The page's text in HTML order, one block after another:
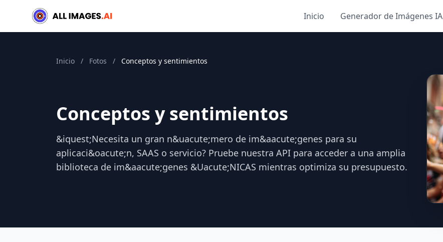
Inicio Generador de Imágenes IA
Inicio / Fotos / Conceptos y sentimientos
Conceptos y sentimientos
&iquest;Necesita un gran n&uacute;mero de im&aacute;genes para su
aplicaci&oacute;n, SAAS o servicio? Pruebe nuestra API para acceder a una amplia
biblioteca de im&aacute;genes &Uacute;NICAS mientras optimiza su presupuesto.